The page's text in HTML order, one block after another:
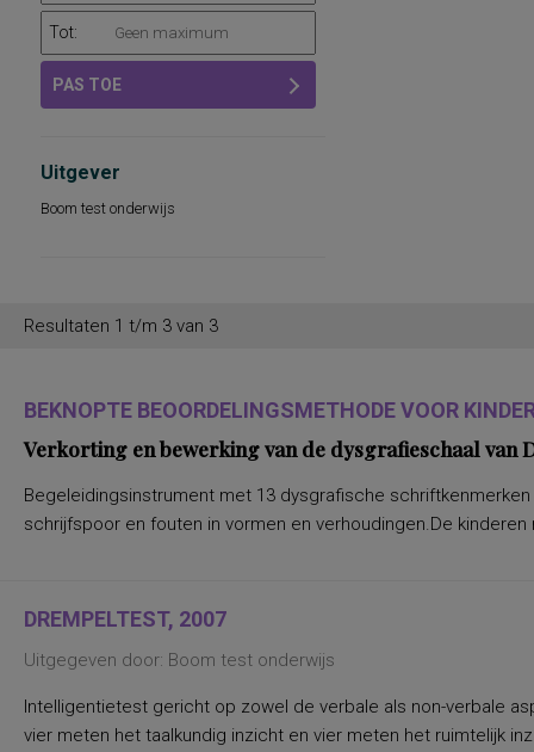
Tot:
PAS TOE
Uitgever
Boom test onderwijs
Resultaten 1 t/m 3 van 3
BEKNOPTE BEOORDELINGSMETHODE VOOR
Verkorting en bewerking van de dysgrafieschaal van
Begeleidingsinstrument met 13 dysgrafische
schrijfspoor en fouten in vormen en verhoudingen.De
DREMPELTEST, 2007
Uitgegeven door: Boom test onderwijs
Intelligentietest gericht op zowel de verbale als non-verbale
vier meten het taalkundig inzicht en vier meten het ruimtelijk